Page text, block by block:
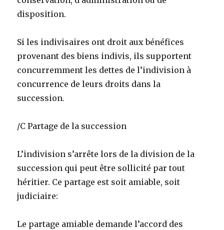
disposition.
Si les indivisaires ont droit aux bénéfices
provenant des biens indivis, ils supportent
concurremment les dettes de l’indivision à
concurrence de leurs droits dans la
succession.
/C Partage de la succession
L’indivision s’arrête lors de la division de la
succession qui peut être sollicité par tout
héritier. Ce partage est soit amiable, soit
judiciaire:
Le partage amiable demande l’accord des